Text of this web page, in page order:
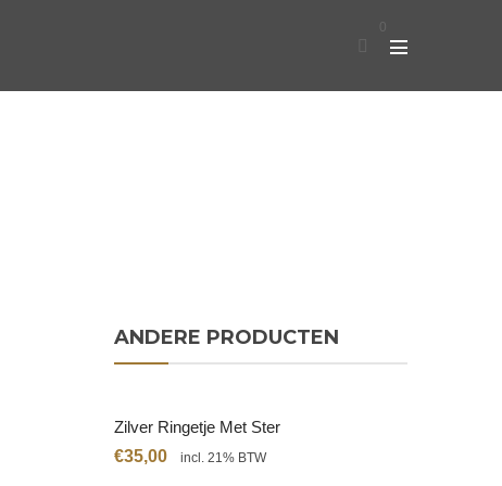
0
ANDERE PRODUCTEN
Zilver Ringetje Met Ster
€35,00 incl. 21% BTW